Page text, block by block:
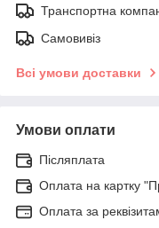
Транспортна
Самовивіз
Всі умови доставки
Умови оплати
Післяплата
Оплата на картку
Оплата за